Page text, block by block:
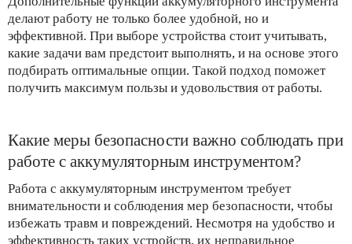
делают работу не только более удобной, но и
эффективной. При выборе устройства стоит учитывать,
какие задачи вам предстоит выполнять, и на основе этого
подбирать оптимальные опции. Такой подход поможет
получить максимум пользы и удовольствия от работы.
Какие меры безопасности важно соблюдать при
работе с аккумуляторным инструментом?
Работа с аккумуляторным инструментом требует
внимательности и соблюдения мер безопасности, чтобы
избежать травм и повреждений. Несмотря на удобство и
эффективность таких устройств, их неправильное